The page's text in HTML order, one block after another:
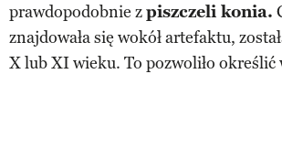
prawdopodobnie zpiszczeli konia.
znajdowała się wokół artefaktu,
X lub XI wieku. To pozwoliło określić